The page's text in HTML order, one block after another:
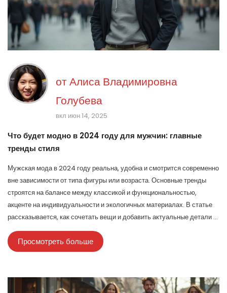
отАлиса Владимировна
Голубева
вкл июн 14, 2025
Что будет модно в 2024 году для мужчин: главные
тренды стиля
Мужская мода в 2024 году реальна, удобна и смотрится современно
вне зависимости от типа фигуры или возраста. Основные тренды
строятся на балансе между классикой и функциональностью,
акценте на индивидуальности и экологичных материалах. В статье
рассказывается, как сочетать вещи и добавить актуальные детали в
свой гардероб. Приводятся советы, помогающие выделиться
стильно и не выглядеть нелепо. Все примеры — с простыми
объяснениями, чтобы было понятно каждому.
Просмотреть больше